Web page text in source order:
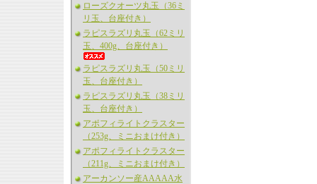
ローズクオーツ丸玉（36ミ
リ玉、台座付き）
ラピスラズリ丸玉（62ミリ
玉、400g、台座付き）
ラピスラズリ丸玉（50ミリ
玉、台座付き）
ラピスラズリ丸玉（38ミリ
玉、台座付き）
アポフィライトクラスター
（253g、ミニおまけ付き）
アポフィライトクラスター
（211g、ミニおまけ付き）
アーカンソー産AAAAA水